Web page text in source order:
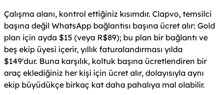
Çalışma alanı, kontrol ettiğiniz kısımdır. Clapvo, temsilci
başına değil WhatsApp bağlantısı başına ücret alır: Gold
plan için ayda $15 (veya R$89); bu plan bir bağlantı ve
beş ekip üyesi içerir, yıllık faturalandırması yılda
$149'dur. Buna karşılık, koltuk başına ücretlendiren bir
araç eklediğiniz her kişi için ücret alır, dolayısıyla aynı
ekip büyüdükçe birkaç kat daha pahalıya mal olabilir.